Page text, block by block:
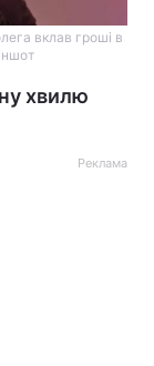
вклав гроші в
хвилю
Реклама